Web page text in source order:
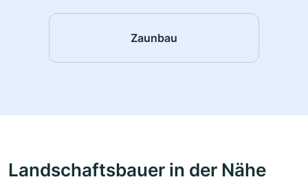
Zaunbau
Landschaftsbauer in der Nähe